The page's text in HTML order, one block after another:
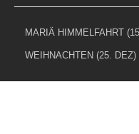
MARIÄ HIMMELFAHRT
WEIHNACHTEN (25. DEZ)